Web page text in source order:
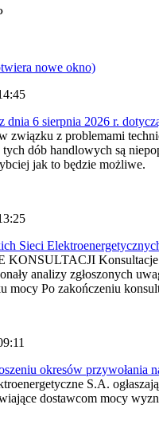
nowe okno)
dnia 6 sierpnia 2026 r.
związku z problemami
tych dób handlowych są
jak to będzie możliwe.
Sieci
Konsultacje
analizy zgłoszonych
mocy Po zakończeniu
okresów przywołania
S.A.
dostawcom mocy